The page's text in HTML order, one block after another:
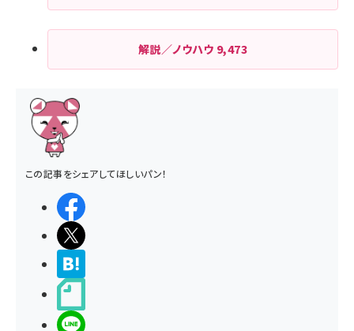
解説／ノウハウ 9,473
この記事をシェアしてほしいパン！